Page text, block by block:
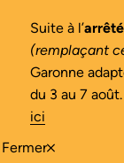
Fermer
Suite à l’
(remplaçant
Garonne
du 3 au 7
ici